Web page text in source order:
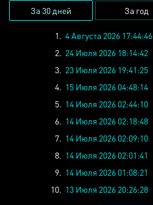
За 30 дней За год
1. 4 Августа 2026 17:44:46
2. 24 Июля 2026 18:14:42
3. 23 Июля 2026 19:41:25
4. 15 Июля 2026 04:48:14
5. 14 Июля 2026 02:44:10
6. 14 Июля 2026 02:18:48
7. 14 Июля 2026 02:09:10
8. 14 Июля 2026 02:01:41
9. 14 Июля 2026 01:08:21
10. 13 Июля 2026 20:26:28